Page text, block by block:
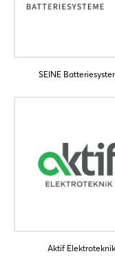
SEINE
Aktif Elektroteknik